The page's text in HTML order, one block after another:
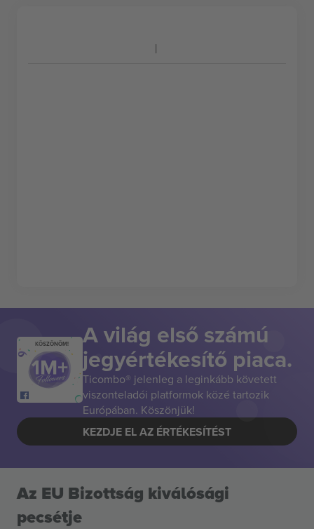
KÖSZÖNÖM! A világ első számú
jegyértékesítő piaca.
Ticombo® jelenleg a leginkább követett
viszonteladói platformok közé tartozik
Európában. Köszönjük!
KEZDJE EL AZ ÉRTÉKESÍTÉST
Az EU Bizottság kiválósági
pecsétje